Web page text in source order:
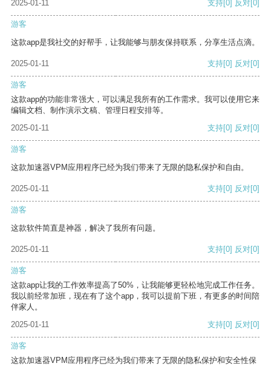
2025-01-11 支持[0] 反对[0]
游客
这款app是我社交的好帮手，让我能够与朋友保持联系，分享生活点滴。
2025-01-11 支持[0] 反对[0]
游客
这款app的功能非常强大，可以满足我所有的工作需求。我可以使用它来
编辑文档、制作演示文稿、管理日程安排等。
2025-01-11
支持[0] 反对[0]
游客
这款加速器VPM应用程序已经为我们带来了无限的隐私保护和自由。
2025-01-11 支持[0] 反对[0]
游客
这款软件简直是神器，解决了我所有问题。
2025-01-11 支持[0] 反对[0]
游客
这款app让我的工作效率提高了50%，让我能够更轻松地完成工作任务。
我以前经常加班，现在有了这个app，我可以提前下班，有更多的时间陪
伴家人。
2025-01-11
支持[0] 反对[0]
游客
这款加速器VPM应用程序已经为我们带来了无限的隐私保护和安全性保